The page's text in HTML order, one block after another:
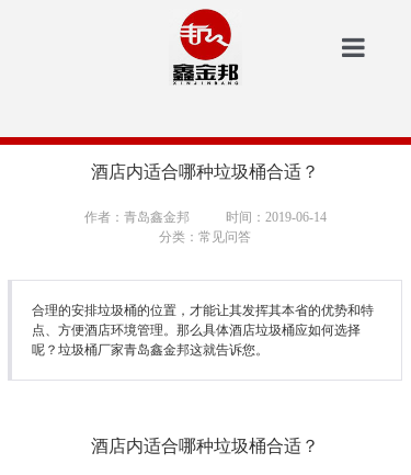
垃圾桶
酒店内适合哪种垃圾桶合适？
作者：青岛鑫金邦
时间：2019-06-14
分类：常见问答
合理的安排垃圾桶的位置，才能让其发挥其本省的优势和特
点、方便酒店环境管理。那么具体酒店垃圾桶应如何选择
呢？垃圾桶厂家青岛鑫金邦这就告诉您。
酒店内适合哪种垃圾桶合适？